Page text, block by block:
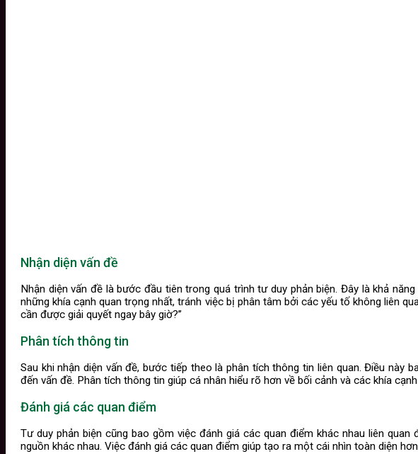
Nhận diện vấn đề
Nhận diện vấn đề là bước đầu tiên trong quá trình tư duy phản biện. Đây là khả
những khía cạnh quan trọng nhất, tránh việc bị phân tâm bởi các yếu tố không liên
cần được giải quyết ngay bây giờ?”
Phân tích thông tin
Sau khi nhận diện vấn đề, bước tiếp theo là phân tích thông tin liên quan. Điều
đến vấn đề. Phân tích thông tin giúp cá nhân hiểu rõ hơn về bối cảnh và các khía
Đánh giá các quan điểm
Tư duy phản biện cũng bao gồm việc đánh giá các quan điểm khác nhau liên
nguồn khác nhau. Việc đánh giá các quan điểm giúp tạo ra một cái nhìn toàn diện